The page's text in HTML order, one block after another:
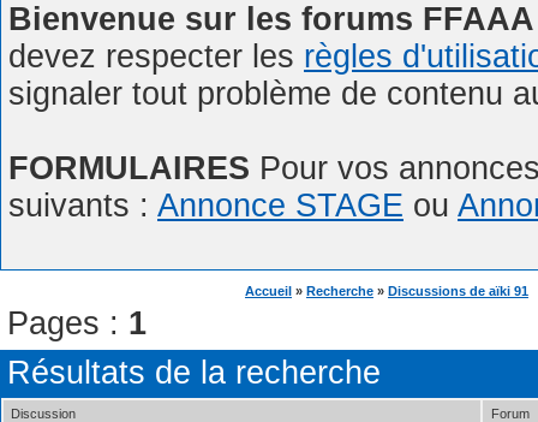
Bienvenue sur les forums FFAAA
devez respecter les règles
signaler tout problème de contenu
FORMULAIRES Pour vos
suivants : Annonce STAGE ou
Accueil » Recherche » Discussions de aïki 91
Pages : 1
Résultats de la recherche
Discussion Forum